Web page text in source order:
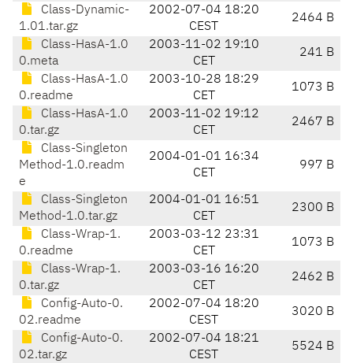
Class-Dynamic-
1.01.tar.gz
2002-07-04 18:20
CEST
2464 B
Class-HasA-1.0
0.meta
2003-11-02 19:10
CET
241 B
Class-HasA-1.0
0.readme
2003-10-28 18:29
CET
1073 B
Class-HasA-1.0
0.tar.gz
2003-11-02 19:12
CET
2467 B
Class-Singleton
Method-1.0.readm
e
2004-01-01 16:34
CET
997 B
Class-Singleton
Method-1.0.tar.gz
2004-01-01 16:51
CET
2300 B
Class-Wrap-1.
0.readme
2003-03-12 23:31
CET
1073 B
Class-Wrap-1.
0.tar.gz
2003-03-16 16:20
CET
2462 B
Config-Auto-0.
02.readme
2002-07-04 18:20
CEST
3020 B
Config-Auto-0.
02.tar.gz
2002-07-04 18:21
CEST
5524 B